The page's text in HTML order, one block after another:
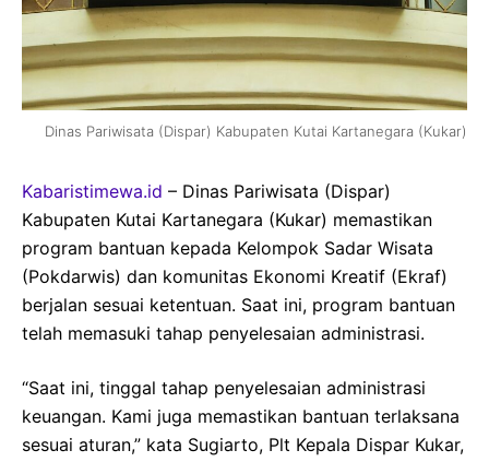
Dinas Pariwisata (Dispar) Kabupaten Kutai Kartanegara (Kukar)
Kabaristimewa.id – Dinas Pariwisata (Dispar)
Kabupaten Kutai Kartanegara (Kukar) memastikan
program bantuan kepada Kelompok Sadar Wisata
(Pokdarwis) dan komunitas Ekonomi Kreatif (Ekraf)
berjalan sesuai ketentuan. Saat ini, program bantuan
telah memasuki tahap penyelesaian administrasi.
“Saat ini, tinggal tahap penyelesaian administrasi
keuangan. Kami juga memastikan bantuan terlaksana
sesuai aturan,” kata Sugiarto, Plt Kepala Dispar Kukar,